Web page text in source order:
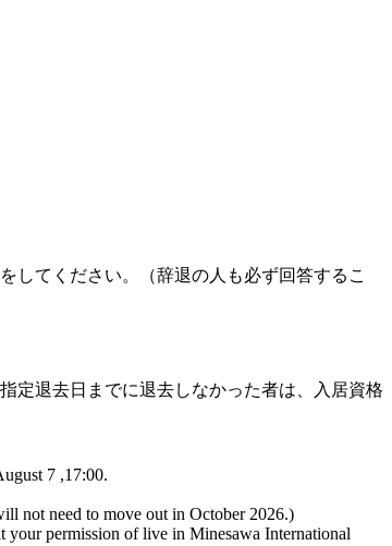
してください。（辞退の人も必ず回答するこ
定退去日までに退去しなかった者は、入居資格
7 ,17:00.
not need to move out in October 2026.)
permission of live in Minesawa International